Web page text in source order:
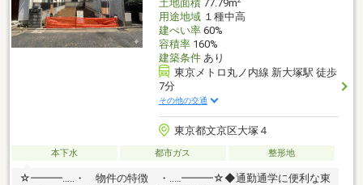
土地面積77.79m
用途地域１種中高
建ぺい率60%
容積率160%
建築条件あり
東京メトロ丸ノ内線 新大塚駅 徒歩
7分
その他の交通
東京都文京区大塚４
本下水 都市ガス 整形地
☆━━━…‥・ 物件の特徴 ・‥…━━━☆◆通勤通学に便利な東